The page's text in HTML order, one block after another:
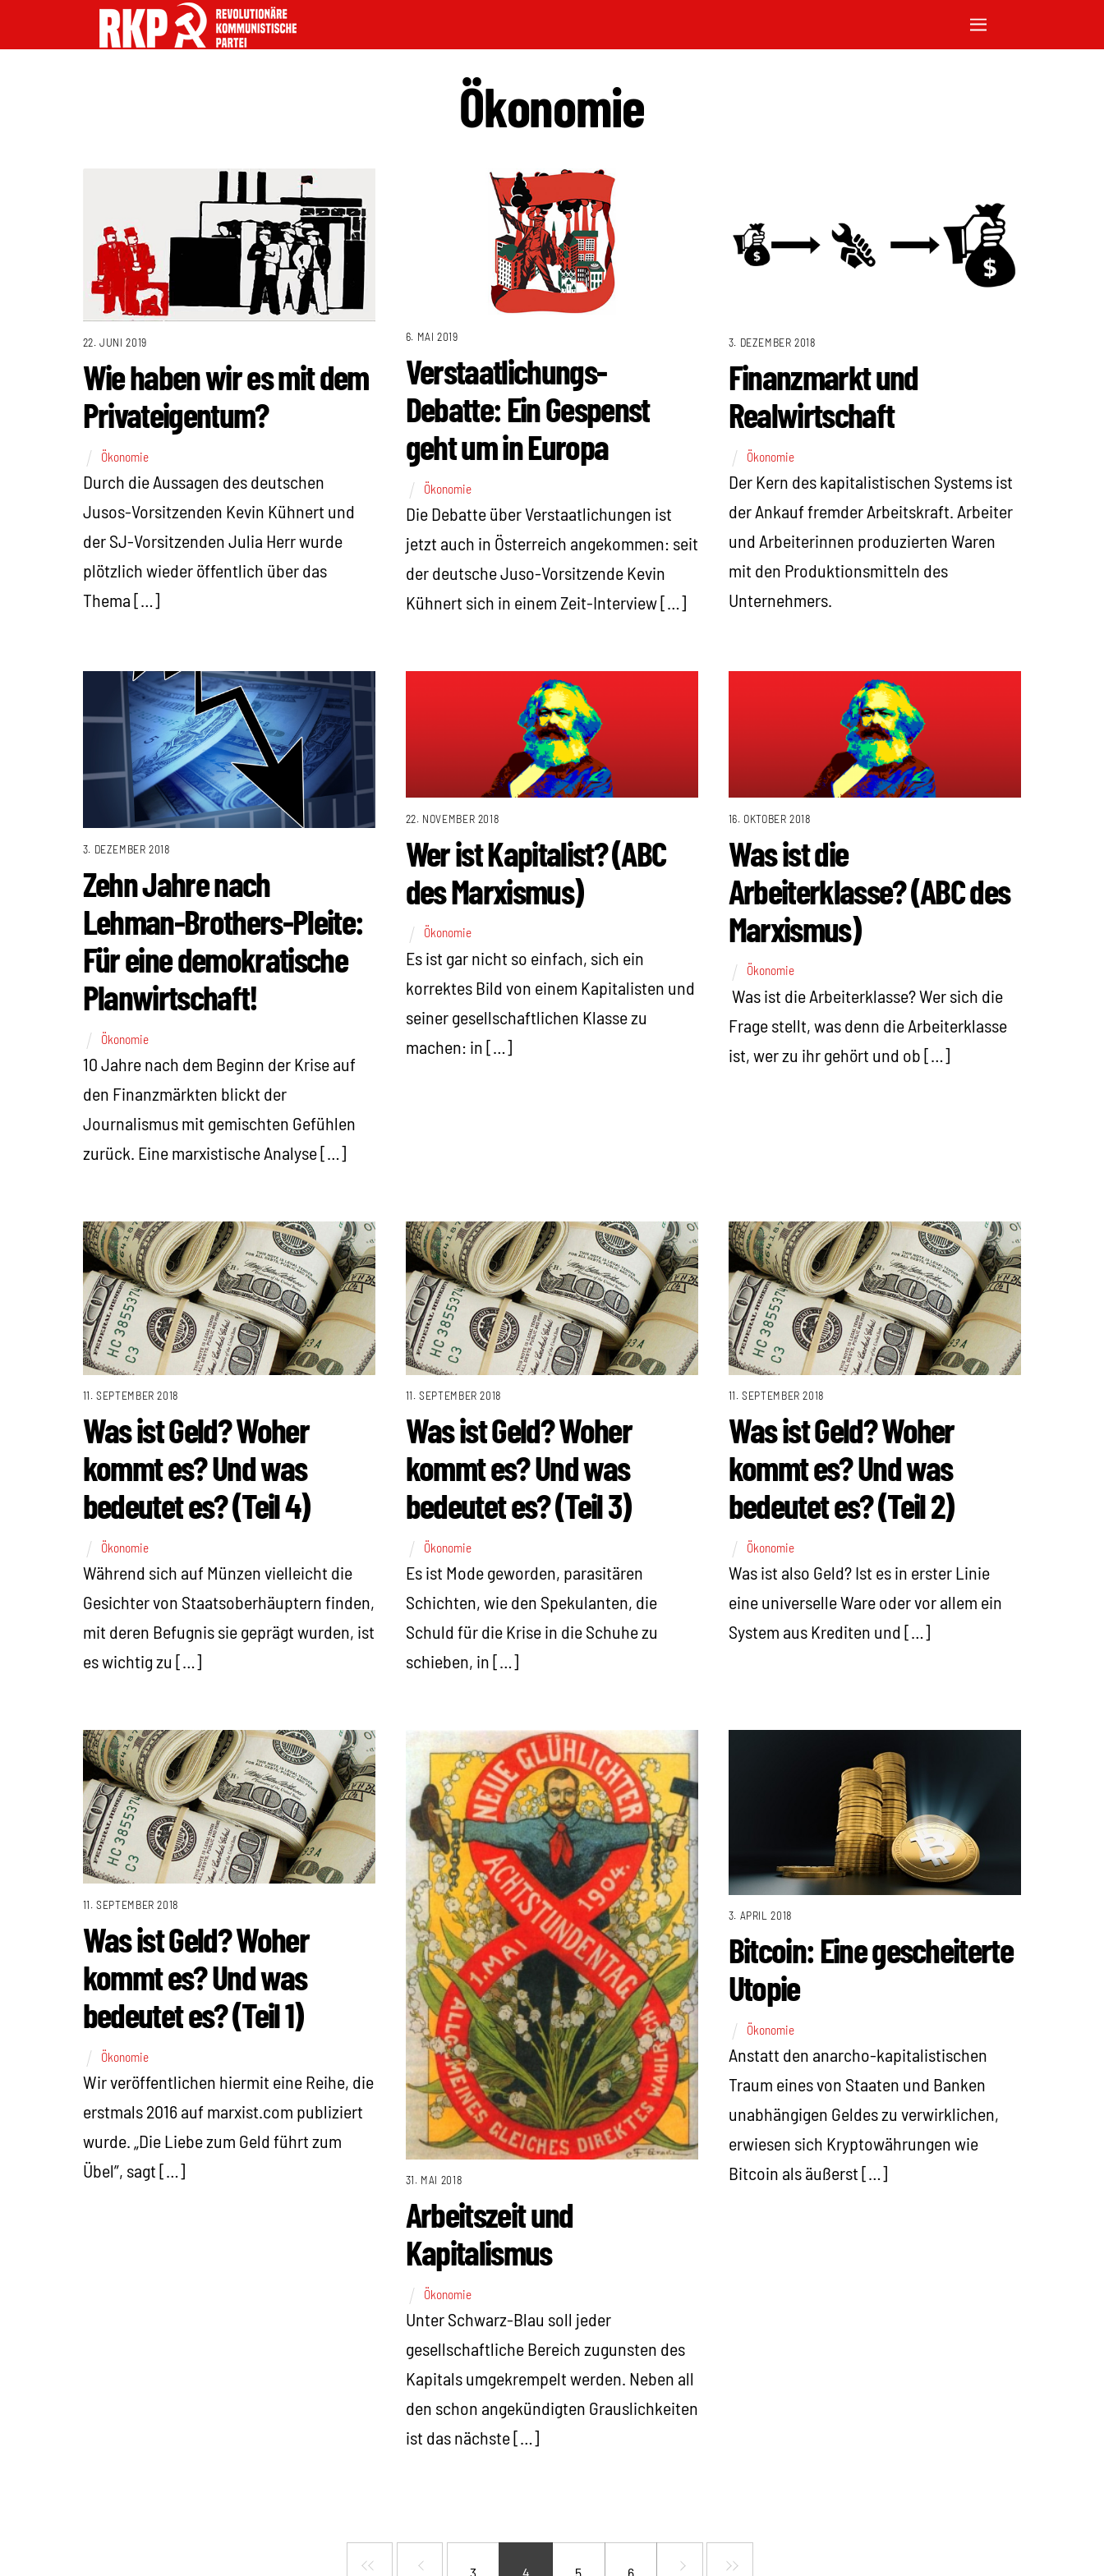
Ökonomie
22. JUNI 2019
Wie haben wir es mit dem
Privateigentum?
Ökonomie
Durch die Aussagen des deutschen
Jusos-Vorsitzenden Kevin Kühnert und
der SJ-Vorsitzenden Julia Herr wurde
plötzlich wieder öffentlich über das
Thema […]
6. MAI 2019
Verstaatlichungs-
Debatte: Ein Gespenst
geht um in Europa
Ökonomie
Die Debatte über Verstaatlichungen ist
jetzt auch in Österreich angekommen: seit
der deutsche Juso-Vorsitzende Kevin
Kühnert sich in einem Zeit-Interview […]
3. DEZEMBER 2018
Finanzmarkt und
Realwirtschaft
Ökonomie
Der Kern des kapitalistischen Systems ist
der Ankauf fremder Arbeitskraft. Arbeiter
und Arbeiterinnen produzierten Waren
mit den Produktionsmitteln des
Unternehmers.
3. DEZEMBER 2018
Zehn Jahre nach
Lehman-Brothers-Pleite:
Für eine demokratische
Planwirtschaft!
Ökonomie
10 Jahre nach dem Beginn der Krise auf
den Finanzmärkten blickt der
Journalismus mit gemischten Gefühlen
zurück. Eine marxistische Analyse […]
22. NOVEMBER 2018
Wer ist Kapitalist? (ABC
des Marxismus)
Ökonomie
Es ist gar nicht so einfach, sich ein
korrektes Bild von einem Kapitalisten und
seiner gesellschaftlichen Klasse zu
machen: in […]
16. OKTOBER 2018
Was ist die
Arbeiterklasse? (ABC des
Marxismus)
Ökonomie
Was ist die Arbeiterklasse? Wer sich die
Frage stellt, was denn die Arbeiterklasse
ist, wer zu ihr gehört und ob […]
11. SEPTEMBER 2018
Was ist Geld? Woher
kommt es? Und was
bedeutet es? (Teil 4)
Ökonomie
Während sich auf Münzen vielleicht die
Gesichter von Staatsoberhäuptern finden,
mit deren Befugnis sie geprägt wurden, ist
es wichtig zu […]
11. SEPTEMBER 2018
Was ist Geld? Woher
kommt es? Und was
bedeutet es? (Teil 3)
Ökonomie
Es ist Mode geworden, parasitären
Schichten, wie den Spekulanten, die
Schuld für die Krise in die Schuhe zu
schieben, in […]
11. SEPTEMBER 2018
Was ist Geld? Woher
kommt es? Und was
bedeutet es? (Teil 2)
Ökonomie
Was ist also Geld? Ist es in erster Linie
eine universelle Ware oder vor allem ein
System aus Krediten und […]
11. SEPTEMBER 2018
Was ist Geld? Woher
kommt es? Und was
bedeutet es? (Teil 1)
Ökonomie
Wir veröffentlichen hiermit eine Reihe, die
erstmals 2016 auf marxist.com publiziert
wurde. „Die Liebe zum Geld führt zum
Übel”, sagt […]
31. MAI 2018
Arbeitszeit und
Kapitalismus
Ökonomie
Unter Schwarz-Blau soll jeder
gesellschaftliche Bereich zugunsten des
Kapitals umgekrempelt werden. Neben all
den schon angekündigten Grauslichkeiten
ist das nächste […]
3. APRIL 2018
Bitcoin: Eine gescheiterte
Utopie
Ökonomie
Anstatt den anarcho-kapitalistischen
Traum eines von Staaten und Banken
unabhängigen Geldes zu verwirklichen,
erwiesen sich Kryptowährungen wie
Bitcoin als äußerst […]